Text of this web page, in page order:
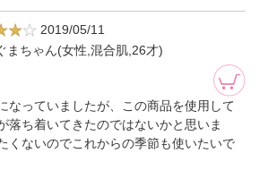
2019/05/11
まちゃん(女性,混合肌,26才)
なっていましたが、この商品を使用して
落ち着いてきたのではないかと思いま
くないのでこれからの季節も使いたいで